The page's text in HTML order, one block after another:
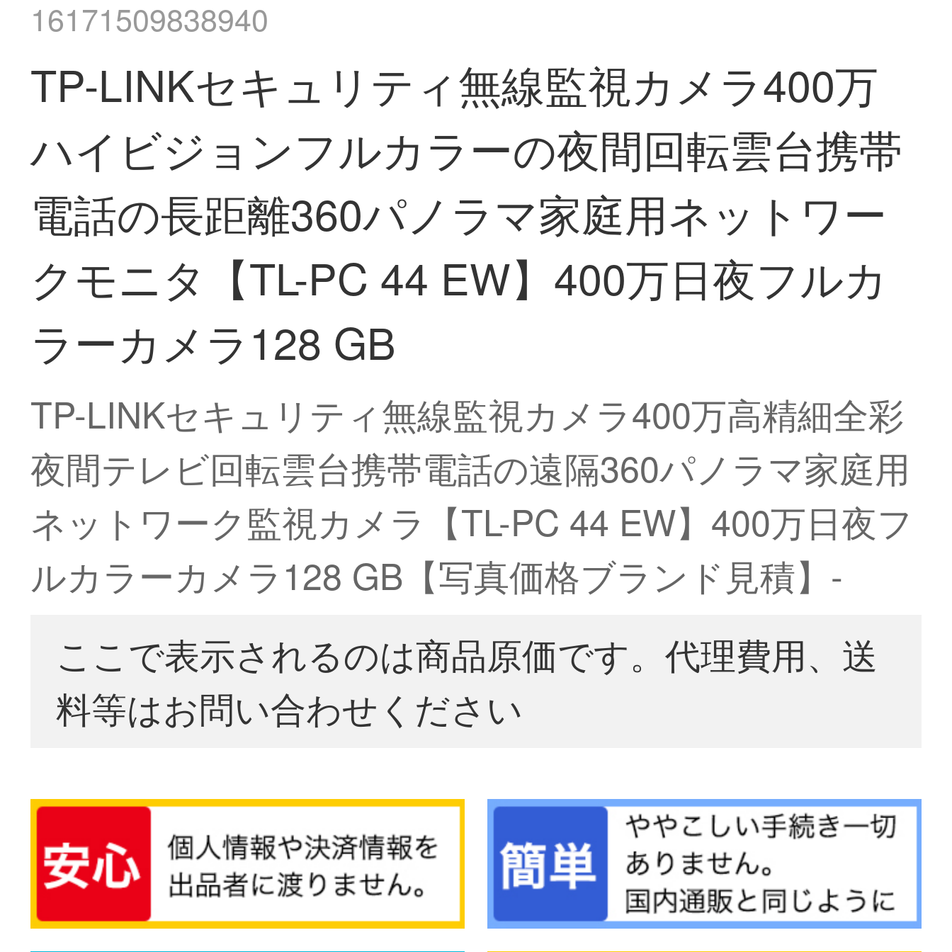
16171509838940
TP-LINKセキュリティ無線監視カメラ400万
ハイビジョンフルカラーの夜間回転雲台携帯
電話の長距離360パノラマ家庭用ネットワー
クモニタ【TL-PC 44 EW】400万日夜フルカ
ラーカメラ128 GB
TP-LINKセキュリティ無線監視カメラ400万高精細全彩
夜間テレビ回転雲台携帯電話の遠隔360パノラマ家庭用
ネットワーク監視カメラ【TL-PC 44 EW】400万日夜フ
ルカラーカメラ128 GB【写真価格ブランド見積】-
ここで表示されるのは商品原価です。代理費用、送
料等はお問い合わせください